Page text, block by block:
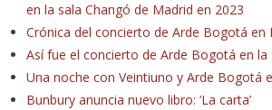
en la sala Changó de Madrid en 2023
Crónica del concierto de Arde Bogotá en
Así fue el concierto de Arde Bogotá en la
Una noche con Veintiuno y Arde Bogotá
Bunbury anuncia nuevo libro: ‘La carta’